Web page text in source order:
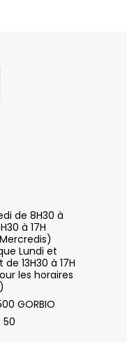
de 8H30 à
à 17H
Lundi et
13H30 à 17H
les horaires
GORBIO
50